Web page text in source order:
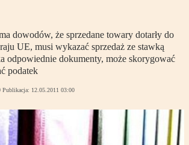
dowodów, że sprzedane towary dotarły do
UE, musi wykazać sprzedaż ze stawką
odpowiednie dokumenty, może skorygować
podatek
Publikacja: 12.05.2011 03:00